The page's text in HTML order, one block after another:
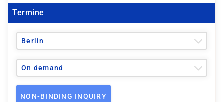
Termine
Berlin
On demand
NON-BINDING INQUIRY